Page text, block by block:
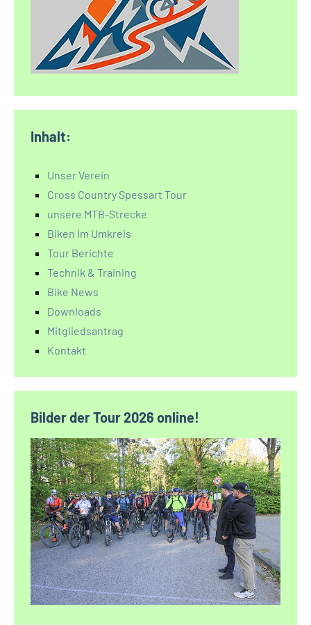
Inhalt:
Unser Verein
Cross Country Spessart Tour
unsere MTB-Strecke
Biken im Umkreis
Tour Berichte
Technik & Training
Bike News
Downloads
Mitgliedsantrag
Kontakt
Bilder der Tour 2026 online!